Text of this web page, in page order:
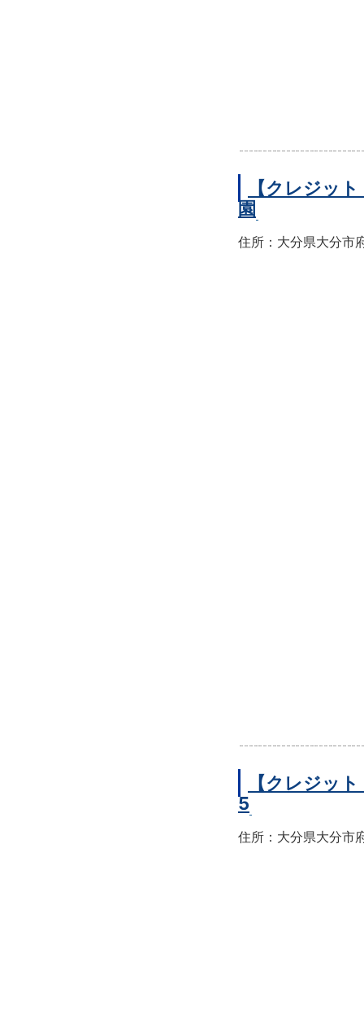
【クレジッ
園
住所：大分県大分市
【クレジッ
5
住所：大分県大分市